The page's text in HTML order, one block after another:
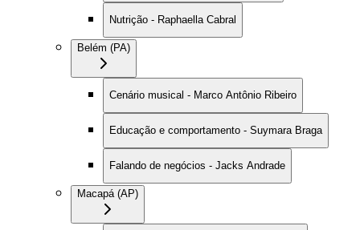
Nutrição - Raphaella Cabral
Belém (PA)
Cenário musical - Marco Antônio Ribeiro
Educação e comportamento - Suymara Braga
Falando de negócios - Jacks Andrade
Macapá (AP)